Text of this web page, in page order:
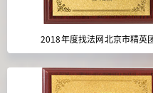
2018年度找法网北京市精英